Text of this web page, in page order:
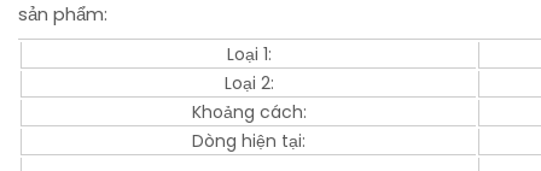
sản phẩm:
Loại 1:
Loại 2:
Khoảng cách:
Dòng hiện tại: